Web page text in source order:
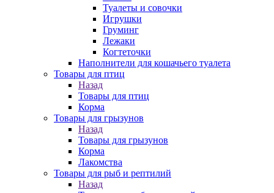
Туалеты и совочки
Игрушки
Груминг
Лежаки
Когтеточки
Наполнители для кошачьего туалета
Товары для птиц
Назад
Товары для птиц
Корма
Товары для грызунов
Назад
Товары для грызунов
Корма
Лакомства
Товары для рыб и рептилий
Назад